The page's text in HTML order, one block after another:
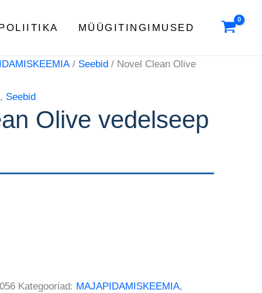
MÜÜGITINGIMUSED
/ Seebid / Novel Clean Olive
, Seebid
Olive vedelseep
Kategooriad: MAJAPIDAMISKEEMIA,